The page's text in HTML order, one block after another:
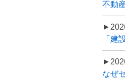
不動
「建
なぜ